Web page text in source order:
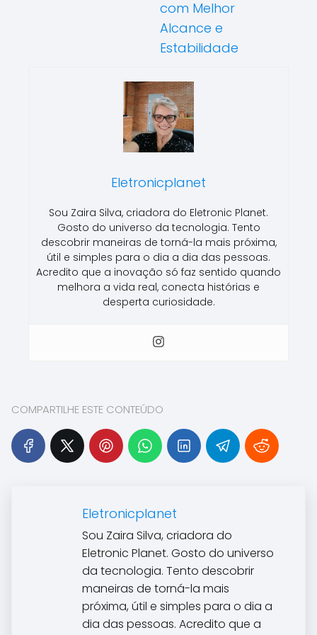
com Melhor
Alcance e
Estabilidade
Eletronicplanet
Sou Zaira Silva, criadora do Eletronic Planet.
Gosto do universo da tecnologia. Tento
descobrir maneiras de torná-la mais próxima,
útil e simples para o dia a dia das pessoas.
Acredito que a inovação só faz sentido quando
melhora a vida real, conecta histórias e
desperta curiosidade.
COMPARTILHE ESTE CONTEÚDO
Eletronicplanet
Sou Zaira Silva, criadora do
Eletronic Planet. Gosto do universo
da tecnologia. Tento descobrir
maneiras de torná-la mais
próxima, útil e simples para o dia a
dia das pessoas. Acredito que a